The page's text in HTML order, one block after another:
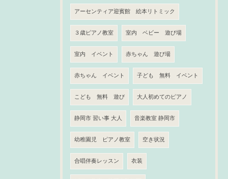
アーセンティア迎賓館 絵本リトミック
３歳ピアノ教室 室内 ベビー 遊び場
室内 イベント 赤ちゃん 遊び場
赤ちゃん イベント 子ども 無料 イベント
こども 無料 遊び 大人初めてのピアノ
静岡市 習い事 大人 音楽教室 静岡市
幼稚園児 ピアノ教室 空き状況
合唱伴奏レッスン 衣装